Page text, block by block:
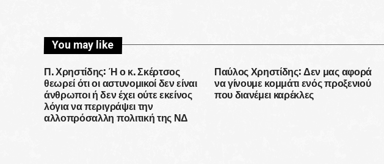
You may like
Π. Χρηστίδης: Ή ο κ. Σκέρτσος
θεωρεί ότι οι αστυνομικοί δεν είναι
άνθρωποι ή δεν έχει ούτε εκείνος
λόγια να περιγράψει την
αλλοπρόσαλλη πολιτική της ΝΔ
Παύλος Χρηστίδης: Δεν μας αφορά
να γίνουμε κομμάτι ενός προξενιού
που διανέμει καρέκλες